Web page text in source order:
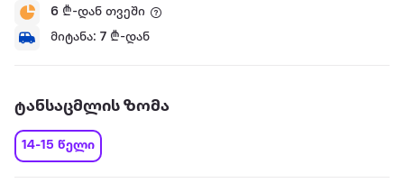
6 ₾-დან თვეში
მიტანა: 7 ₾-დან
ტანსაცმლის ზომა
14-15 წელი